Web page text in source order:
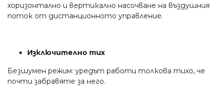
хоризонтално и вертикално насочване на въздушния
поток от дистанционното управление.
Изключително тих
Безшумен режим: уредът работи толкова тихо, че
почти забравяте за него.